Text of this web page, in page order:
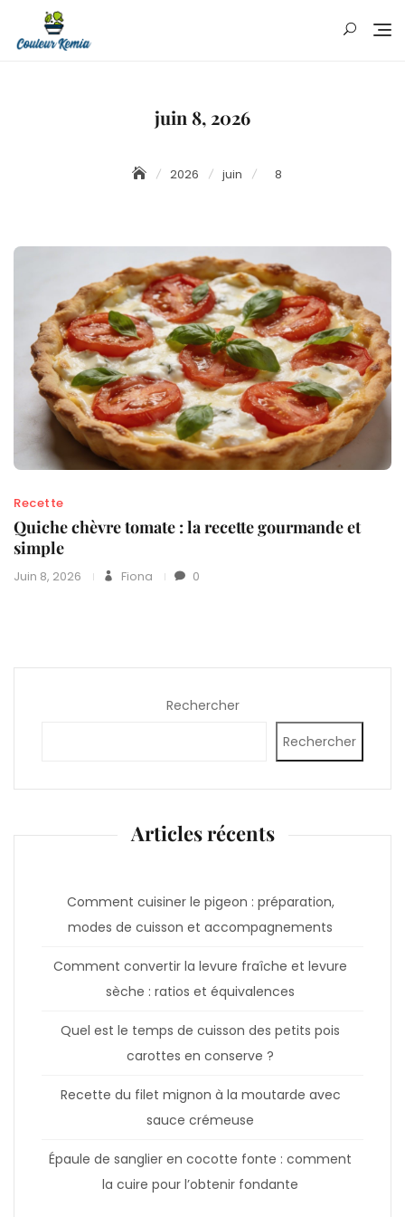
content
juin 8, 2026
2026 juin 8
Recette
Quiche chèvre tomate : la recette gourmande et
simple
Juin 8, 2026 Fiona 0
Rechercher
Rechercher
Articles récents
Comment cuisiner le pigeon : préparation,
modes de cuisson et accompagnements
Comment convertir la levure fraîche et levure
sèche : ratios et équivalences
Quel est le temps de cuisson des petits pois
carottes en conserve ?
Recette du filet mignon à la moutarde avec
sauce crémeuse
Épaule de sanglier en cocotte fonte : comment
la cuire pour l’obtenir fondante